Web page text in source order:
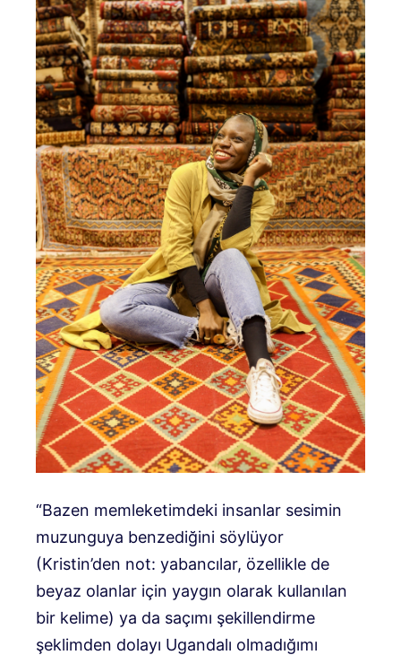
“Bazen memleketimdeki insanlar sesimin
muzunguya benzediğini söylüyor
(Kristin’den not: yabancılar, özellikle de
beyaz olanlar için yaygın olarak kullanılan
bir kelime) ya da saçımı şekillendirme
şeklimden dolayı Ugandalı olmadığımı